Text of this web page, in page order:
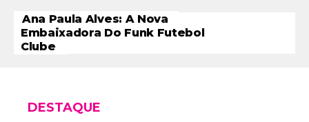
Ana Paula Alves: A Nova
Embaixadora Do Funk Futebol
Clube
DESTAQUE